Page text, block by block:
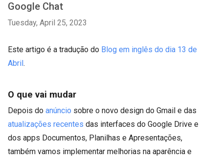
Google Chat
Tuesday, April 25, 2023
Este artigo é a tradução do Blog em inglês do dia 13 de
Abril.
O que vai mudar
Depois do anúncio sobre o novo design do Gmail e das
atualizações recentes das interfaces do Google Drive e
dos apps Documentos, Planilhas e Apresentações,
também vamos implementar melhorias na aparência e